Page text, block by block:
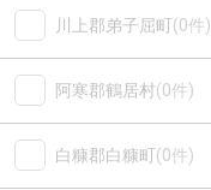
川上郡弟子屈町(0件)
阿寒郡鶴居村(0件)
白糠郡白糠町(0件)